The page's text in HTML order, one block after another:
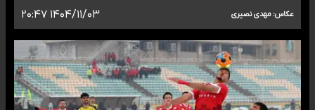
عکاس: مهدی نصیری ۱۴۰۴/۱۱/۰۳ ۲۰:۴۷